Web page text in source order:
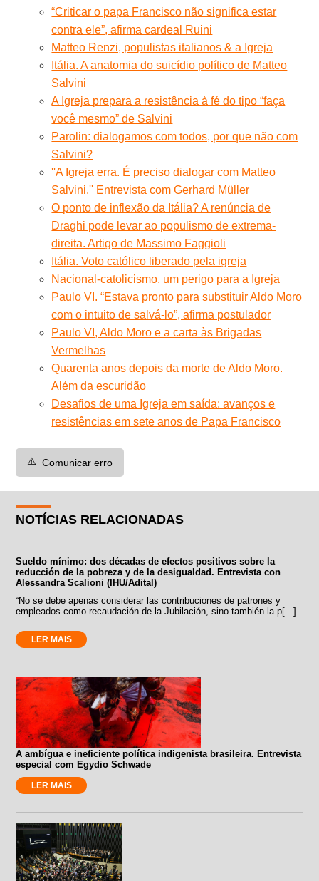
“Criticar o papa Francisco não significa estar
contra ele”, afirma cardeal Ruini
Matteo Renzi, populistas italianos & a Igreja
Itália. A anatomia do suicídio político de Matteo
Salvini
A Igreja prepara a resistência à fé do tipo “faça
você mesmo” de Salvini
Parolin: dialogamos com todos, por que não com
Salvini?
''A Igreja erra. É preciso dialogar com Matteo
Salvini.'' Entrevista com Gerhard Müller
O ponto de inflexão da Itália? A renúncia de
Draghi pode levar ao populismo de extrema-
direita. Artigo de Massimo Faggioli
Itália. Voto católico liberado pela igreja
Nacional-catolicismo, um perigo para a Igreja
Paulo VI. “Estava pronto para substituir Aldo Moro
com o intuito de salvá-lo”, afirma postulador
Paulo VI, Aldo Moro e a carta às Brigadas
Vermelhas
Quarenta anos depois da morte de Aldo Moro.
Além da escuridão
Desafios de uma Igreja em saída: avanços e
resistências em sete anos de Papa Francisco
⚠️ Comunicar erro
NOTÍCIAS RELACIONADAS
Sueldo mínimo: dos décadas de efectos positivos sobre la
reducción de la pobreza y de la desigualdad. Entrevista con
Alessandra Scalioni (IHU/Adital)
“No se debe apenas considerar las contribuciones de patrones y
empleados como recaudación de la Jubilación, sino también la p[...]
LER MAIS
A ambígua e ineficiente política indigenista brasileira. Entrevista
especial com Egydio Schwade
LER MAIS